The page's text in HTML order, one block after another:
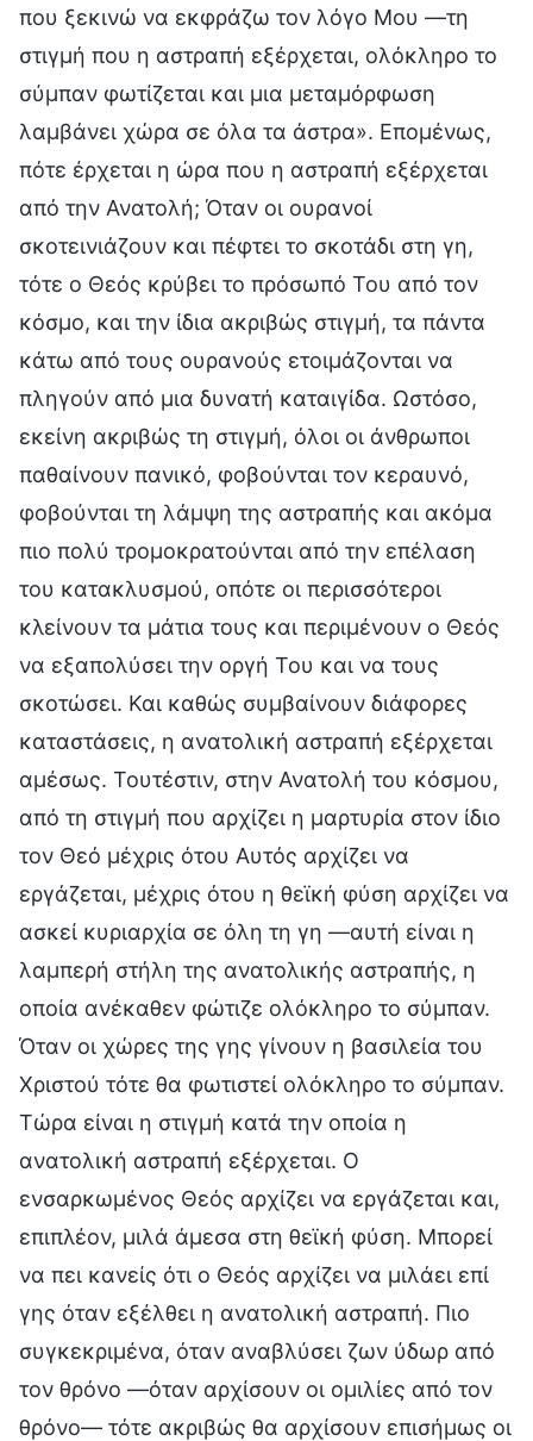
που ξεκινώ να εκφράζω τον λόγο Μου —τη
στιγμή που η αστραπή εξέρχεται, ολόκληρο το
σύμπαν φωτίζεται και μια μεταμόρφωση
λαμβάνει χώρα σε όλα τα άστρα». Επομένως,
πότε έρχεται η ώρα που η αστραπή εξέρχεται
από την Ανατολή; Όταν οι ουρανοί
σκοτεινιάζουν και πέφτει το σκοτάδι στη γη,
τότε ο Θεός κρύβει το πρόσωπό Του από τον
κόσμο, και την ίδια ακριβώς στιγμή, τα πάντα
κάτω από τους ουρανούς ετοιμάζονται να
πληγούν από μια δυνατή καταιγίδα. Ωστόσο,
εκείνη ακριβώς τη στιγμή, όλοι οι άνθρωποι
παθαίνουν πανικό, φοβούνται τον κεραυνό,
φοβούνται τη λάμψη της αστραπής και ακόμα
πιο πολύ τρομοκρατούνται από την επέλαση
του κατακλυσμού, οπότε οι περισσότεροι
κλείνουν τα μάτια τους και περιμένουν ο Θεός
να εξαπολύσει την οργή Του και να τους
σκοτώσει. Και καθώς συμβαίνουν διάφορες
καταστάσεις, η ανατολική αστραπή εξέρχεται
αμέσως. Τουτέστιν, στην Ανατολή του κόσμου,
από τη στιγμή που αρχίζει η μαρτυρία στον ίδιο
τον Θεό μέχρις ότου Αυτός αρχίζει να
εργάζεται, μέχρις ότου η θεϊκή φύση αρχίζει να
ασκεί κυριαρχία σε όλη τη γη —αυτή είναι η
λαμπερή στήλη της ανατολικής αστραπής, η
οποία ανέκαθεν φώτιζε ολόκληρο το σύμπαν.
Όταν οι χώρες της γης γίνουν η βασιλεία του
Χριστού τότε θα φωτιστεί ολόκληρο το σύμπαν.
Τώρα είναι η στιγμή κατά την οποία η
ανατολική αστραπή εξέρχεται. Ο
ενσαρκωμένος Θεός αρχίζει να εργάζεται και,
επιπλέον, μιλά άμεσα στη θεϊκή φύση. Μπορεί
να πει κανείς ότι ο Θεός αρχίζει να μιλάει επί
γης όταν εξέλθει η ανατολική αστραπή. Πιο
συγκεκριμένα, όταν αναβλύσει ζων ύδωρ από
τον θρόνο —όταν αρχίσουν οι ομιλίες από τον
θρόνο— τότε ακριβώς θα αρχίσουν επισήμως οι